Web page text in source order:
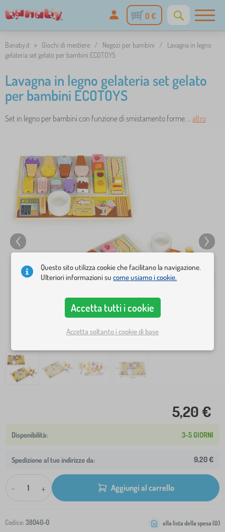
0 €
Banaby.it » Giochi di mestiere / Negozi per bambini /
Lavagna in legno
gelateria set gelato per bambini ECOTOYS
Lavagna in legno gelateria set gelato
per bambini ECOTOYS
Set in legno per bambini con funzione di smistamento forme. .. altro
5,20 €
3-5 GIORNI
Spedizione al tuo indirizzo da: 9,20 €
- + Aggiungi al carrello
Codice: 38040-0 alla lista della spesa (0)
Questo sito utilizza cookie che facilitano la navigazione.
Ulteriori informazioni sucome usiamo i cookie.
Accetta tutti i cookie
Accetta soltanto i cookie di base